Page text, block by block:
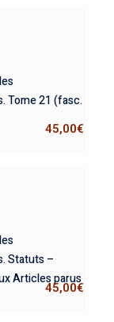
Tome 21 (fasc.
45,00€
Statuts –
Articles parus
45,00€